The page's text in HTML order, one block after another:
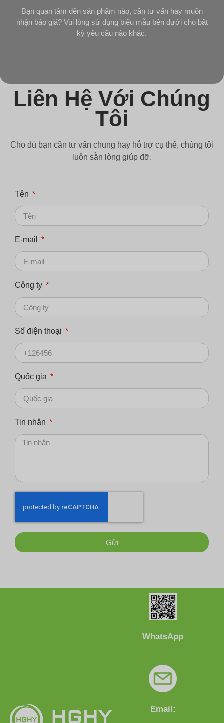
Bạn quan tâm đến sản phẩm nào, cần tư vấn hay muốn
nhận báo giá? Vui lòng sử dụng biểu mẫu bên dưới cho bất
kỳ yêu cầu nào khác.
Liên Hệ Với Chúng
Tôi
Cho dù bạn cần tư vấn chung hay hỗ trợ cụ thể, chúng tôi
luôn sẵn lòng giúp đỡ.
Tên
E-mail
Công ty
Số điện thoại
Quốc gia
Tin nhắn
Gửi
WhatsApp
Email: